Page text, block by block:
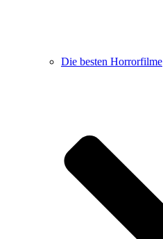
Die besten Horrorfilme